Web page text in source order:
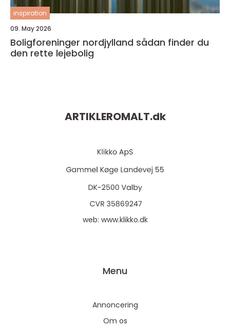
inspiration
09. May 2026
Boligforeninger nordjylland sådan finder du
den rette lejebolig
ARTIKLEROMALT.dk
web: www.klikko.dk
Menu
Annoncering
Om os